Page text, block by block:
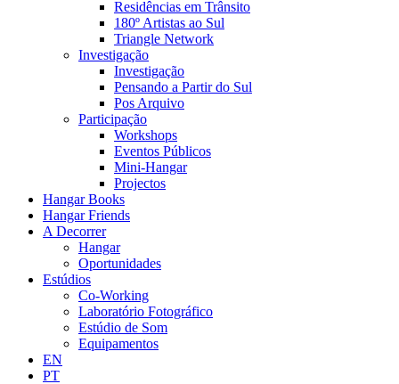
Residências em Trânsito
180º Artistas ao Sul
Triangle Network
Investigação
Investigação
Pensando a Partir do Sul
Pos Arquivo
Participação
Workshops
Eventos Públicos
Mini-Hangar
Projectos
Hangar Books
Hangar Friends
A Decorrer
Hangar
Oportunidades
Estúdios
Co-Working
Laboratório Fotográfico
Estúdio de Som
Equipamentos
EN
PT